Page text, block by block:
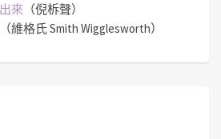
來 （倪柝聲）
（維格氏 Smith Wigglesworth）